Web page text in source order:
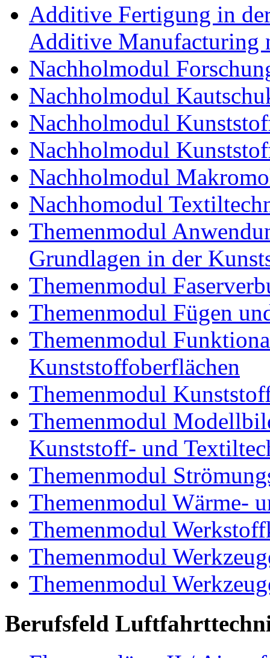
Additive Fertigung in
Additive Manufacturing
Nachholmodul
Nachholmodul
Nachholmodul
Nachholmodul
Nachholmodul
Nachhomodul
Themenmodul
Grundlagen in der
Themenmodul
Themenmodul Fügen
Themenmodul
Kunststoffoberflächen
Themenmodul
Themenmodul
Kunststoff- und
Themenmodul
Themenmodul Wärme-
Themenmodul
Themenmodul
Themenmodul
Berufsfeld